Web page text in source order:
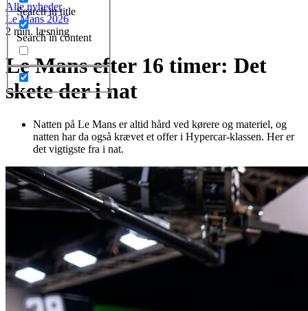
Search in title
Search in content
Alle nyheder
Le Mans 2026
2 min. læsning
Le Mans efter 16 timer: Det
skete der i nat
Natten på Le Mans er altid hård ved kørere og materiel, og
natten har da også krævet et offer i Hypercar-klassen. Her er
det vigtigste fra i nat.